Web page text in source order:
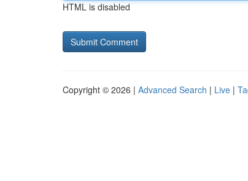
HTML is disabled
Copyright © 2026 | Advanced Search | Live |